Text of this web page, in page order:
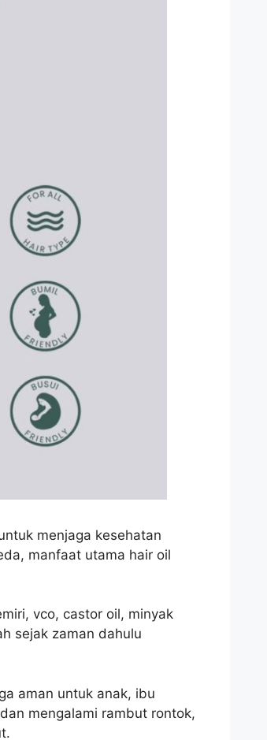
menjaga kesehatan
manfaat utama hair oil
vco, castor oil, minyak
sejak zaman dahulu
aman untuk anak, ibu
mengalami rambut rontok,